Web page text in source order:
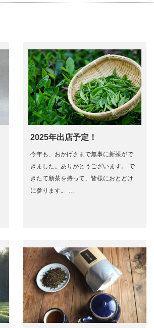
2025年出店予定！
今年も、おかげさまで無事に新茶がで
きました。ありがとうございます。 で
きたて新茶を持って、皆様におとどけ
に参ります。 …